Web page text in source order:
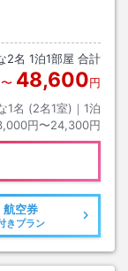
2名 1泊1部屋 合計
〜 48,600円
1名 (2名1室)｜ 1泊
円〜24,300円
航空券
きプラン